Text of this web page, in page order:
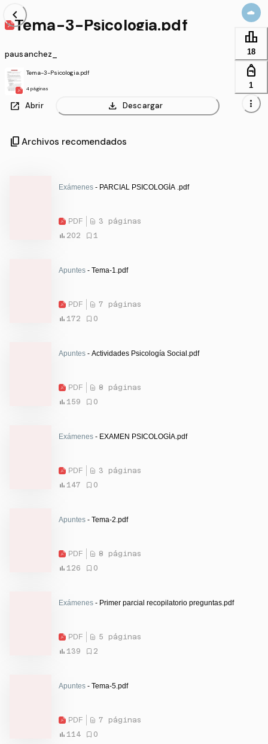
chevron_left
Tema-3-Psicologia.pdf
pausanchez_
Tema-3-Psicologia.pdf
4 páginas
open_in_new Abrir download Descargar
leaderboard
18
personal_bag
1
more_vert
content_copy Archivos recomendados
Exámenes - PARCIAL PSICOLOGÍA .pdf
PDF
3 páginas
202
1
Apuntes - Tema-1.pdf
PDF
7 páginas
172
0
Apuntes - Actividades Psicología Social.pdf
PDF
8 páginas
159
0
Exámenes - EXAMEN PSICOLOGÍA.pdf
PDF
3 páginas
147
0
Apuntes - Tema-2.pdf
PDF
8 páginas
126
0
Exámenes - Primer parcial recopilatorio preguntas.pdf
PDF
5 páginas
139
2
Apuntes - Tema-5.pdf
PDF
7 páginas
114
0